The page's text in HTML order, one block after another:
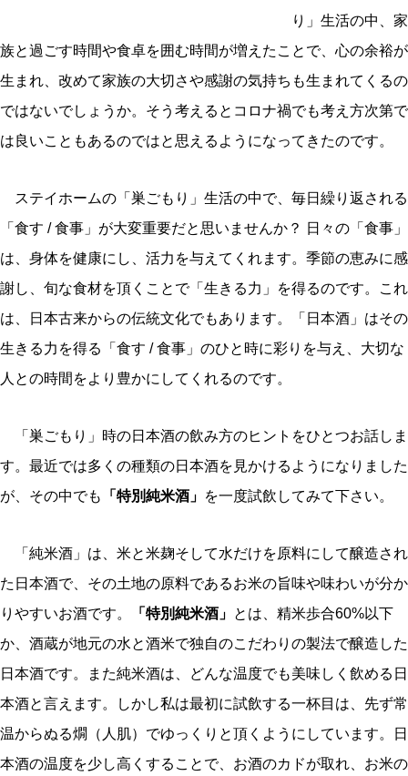
り」生活の中、家
族と過ごす時間や食卓を囲む時間が増えたことで、心の余裕が
生まれ、改めて家族の大切さや感謝の気持ちも生まれてくるの
ではないでしょうか。そう考えるとコロナ禍でも考え方次第で
は良いこともあるのではと思えるようになってきたのです。
ステイホームの「巣ごもり」生活の中で、毎日繰り返される
「食す / 食事」が大変重要だと思いませんか？ 日々の「食事」
は、身体を健康にし、活力を与えてくれます。季節の恵みに感
謝し、旬な食材を頂くことで「生きる力」を得るのです。これ
は、日本古来からの伝統文化でもあります。「日本酒」はその
生きる力を得る「食す / 食事」のひと時に彩りを与え、大切な
人との時間をより豊かにしてくれるのです。
「巣ごもり」時の日本酒の飲み方のヒントをひとつお話しま
す。最近では多くの種類の日本酒を見かけるようになりました
が、その中でも
「特別純米酒」 を一度試飲してみて下さい。
「純米酒」は、米と米麹そして水だけを原料にして醸造され
た日本酒で、その土地の原料であるお米の旨味や味わいが分か
りやすいお酒です。
「特別純米酒」 とは、精米歩合60%以下
か、酒蔵が地元の水と酒米で独自のこだわりの製法で醸造した
日本酒です。また純米酒は、どんな温度でも美味しく飲める日
本酒と言えます。しかし私は最初に試飲する一杯目は、先ず常
温からぬる燗（人肌）でゆっくりと頂くようにしています。日
本酒の温度を少し高くすることで、お酒のカドが取れ、お米の